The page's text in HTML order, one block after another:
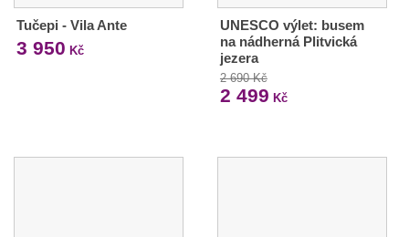
Tučepi - Vila Ante
3 950 Kč
UNESCO výlet: busem
na nádherná Plitvická
jezera
2 690 Kč
2 499 Kč